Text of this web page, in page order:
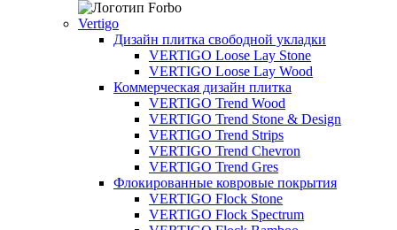
Vertigo
Дизайн плитка свободной укладки
VERTIGO Loose Lay Stone
VERTIGO Loose Lay Wood
Коммерческая дизайн плитка
VERTIGO Trend Wood
VERTIGO Trend Stone & Design
VERTIGO Trend Strips
VERTIGO Trend Chevron
VERTIGO Trend Gres
Флокированные ковровые покрытия
VERTIGO Flock Stone
VERTIGO Flock Spectrum